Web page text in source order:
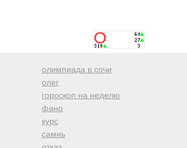
олимпиада в сочи
олег
гороскоп на неделю
фано
курс
самиь